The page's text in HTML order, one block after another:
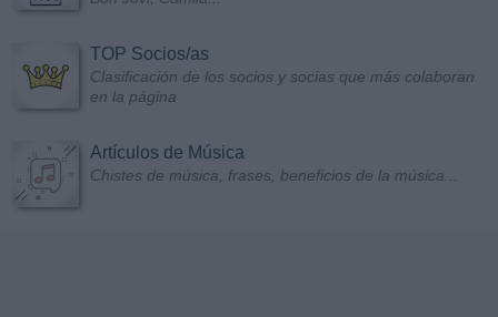
TOP Socios/as
Clasificación de los socios y socias que más colaboran
en la página
Artículos de Música
Chistes de música, frases, beneficios de la música...